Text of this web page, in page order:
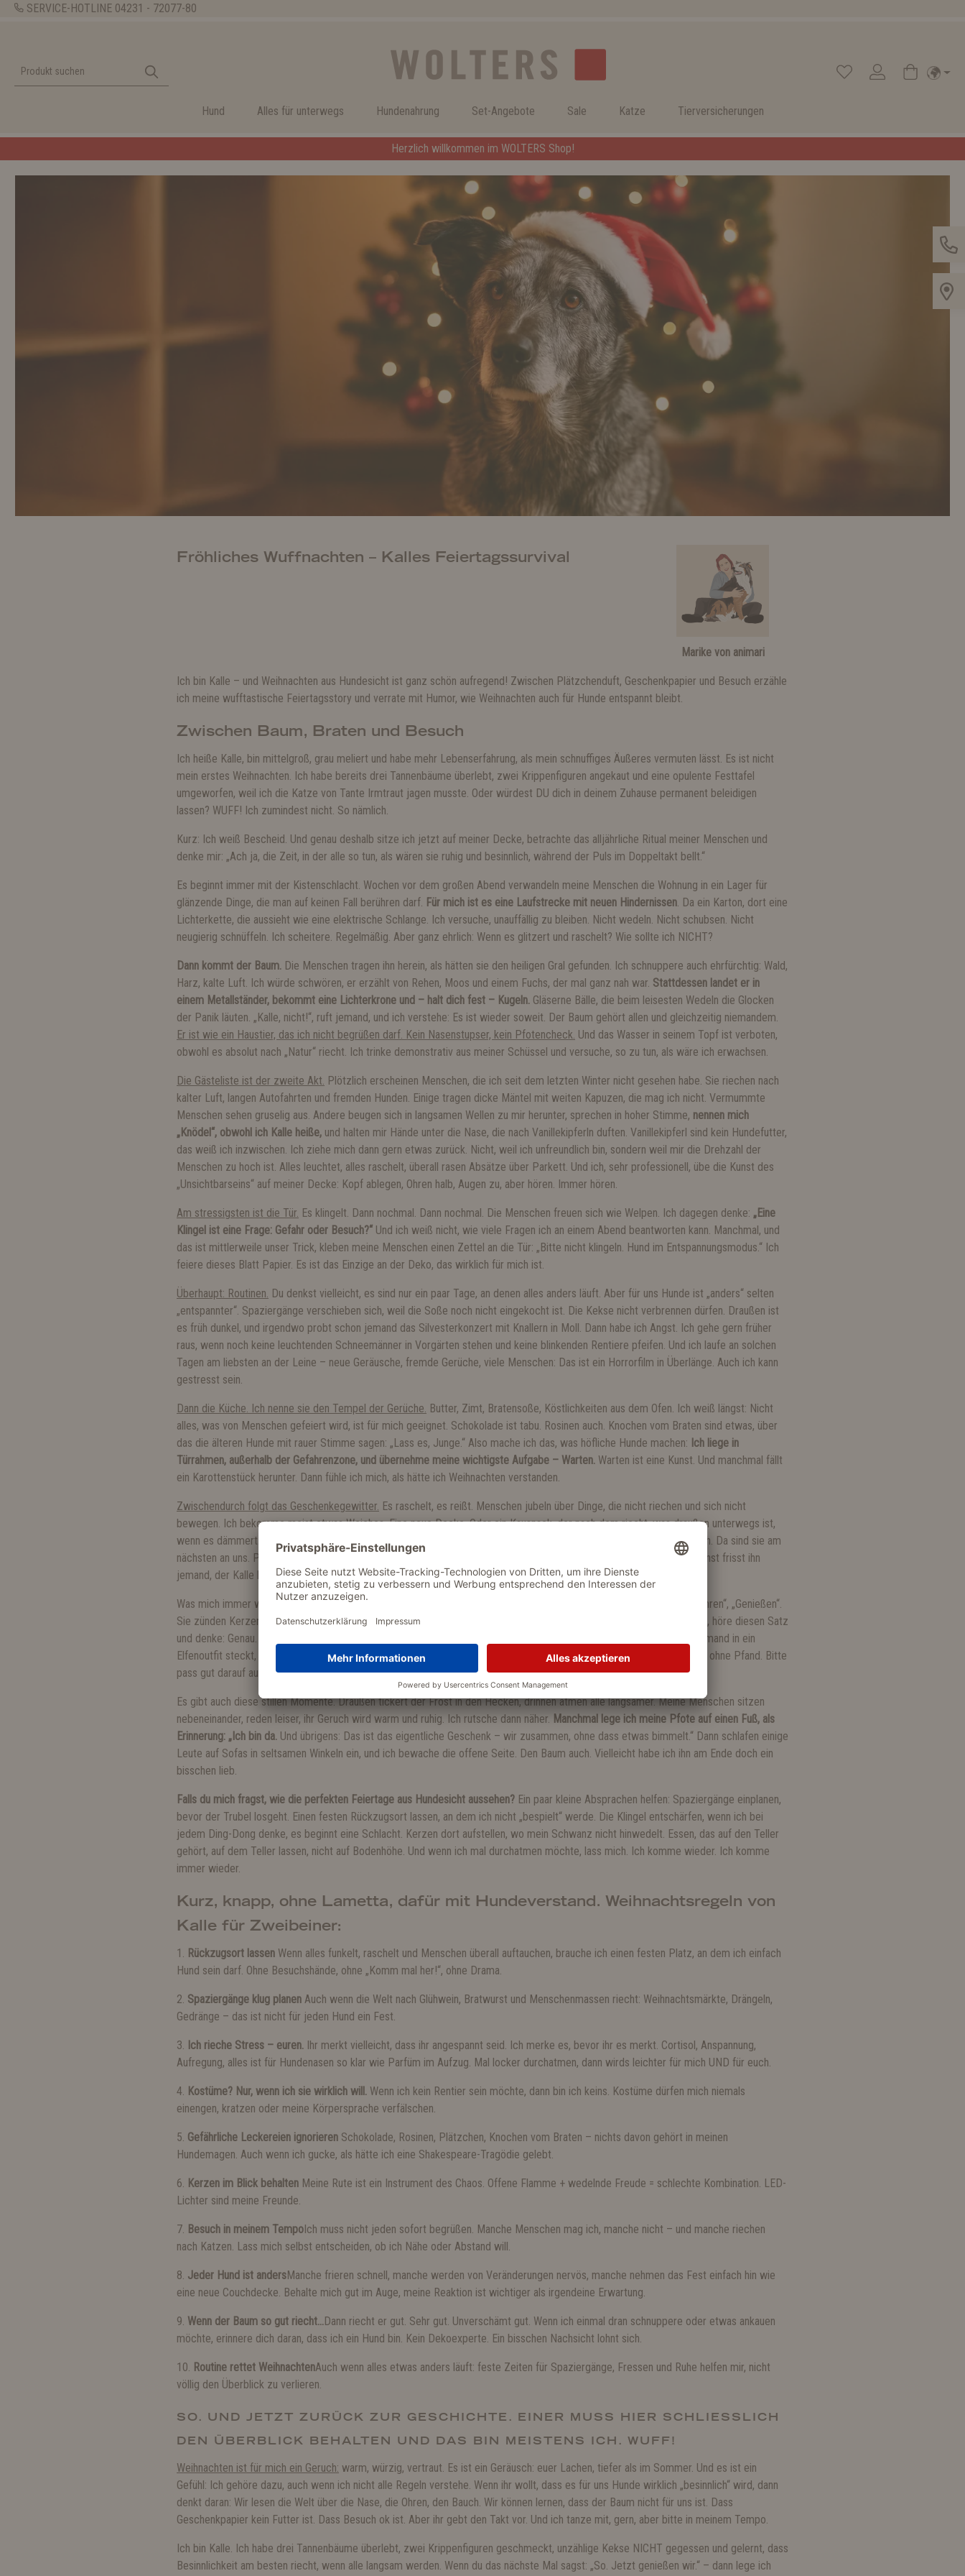
SERVICE-HOTLINE 04231 - 72077-80
Hund Alles für unterwegs Hundenahrung Set-Angebote Sale Katze Tierversicherungen
Herzlich willkommen im WOLTERS Shop!
Fröhliches Wuffnachten – Kalles Feiertagssurvival
Marike von animari
Ich bin Kalle – und Weihnachten aus Hundesicht ist ganz schön aufregend! Zwischen Plätzchenduft, Geschenkpapier und Besuch erzähle
ich meine wufftastische Feiertagsstory und verrate mit Humor, wie Weihnachten auch für Hunde entspannt bleibt.
Zwischen Baum, Braten und Besuch
Ich heiße Kalle, bin mittelgroß, grau meliert und habe mehr Lebenserfahrung, als mein schnuffiges Äußeres vermuten lässt. Es ist nicht
mein erstes Weihnachten. Ich habe bereits drei Tannenbäume überlebt, zwei Krippenfiguren angekaut und eine opulente Festtafel
umgeworfen, weil ich die Katze von Tante Irmtraut jagen musste. Oder würdest DU dich in deinem Zuhause permanent beleidigen
lassen? WUFF! Ich zumindest nicht. So nämlich.
Kurz: Ich weiß Bescheid. Und genau deshalb sitze ich jetzt auf meiner Decke, betrachte das alljährliche Ritual meiner Menschen und
denke mir: „Ach ja, die Zeit, in der alle so tun, als wären sie ruhig und besinnlich, während der Puls im Doppeltakt bellt.“
Es beginnt immer mit der Kistenschlacht. Wochen vor dem großen Abend verwandeln meine Menschen die Wohnung in ein Lager für
glänzende Dinge, die man auf keinen Fall berühren darf. Für mich ist es eine Laufstrecke mit neuen Hindernissen. Da ein Karton, dort eine
Lichterkette, die aussieht wie eine elektrische Schlange. Ich versuche, unauffällig zu bleiben. Nicht wedeln. Nicht schubsen. Nicht
neugierig schnüffeln. Ich scheitere. Regelmäßig. Aber ganz ehrlich: Wenn es glitzert und raschelt? Wie sollte ich NICHT?
Dann kommt der Baum. Die Menschen tragen ihn herein, als hätten sie den heiligen Gral gefunden. Ich schnuppere auch ehrfürchtig: Wald,
Harz, kalte Luft. Ich würde schwören, er erzählt von Rehen, Moos und einem Fuchs, der mal ganz nah war. Stattdessen landet er in
einem Metallständer, bekommt eine Lichterkrone und – halt dich fest – Kugeln. Gläserne Bälle, die beim leisesten Wedeln die Glocken
der Panik läuten. „Kalle, nicht!“, ruft jemand, und ich verstehe: Es ist wieder soweit. Der Baum gehört allen und gleichzeitig niemandem.
Er ist wie ein Haustier, das ich nicht begrüßen darf. Kein Nasenstupser, kein Pfotencheck. Und das Wasser in seinem Topf ist verboten,
obwohl es absolut nach „Natur“ riecht. Ich trinke demonstrativ aus meiner Schüssel und versuche, so zu tun, als wäre ich erwachsen.
Die Gästeliste ist der zweite Akt. Plötzlich erscheinen Menschen, die ich seit dem letzten Winter nicht gesehen habe. Sie riechen nach
kalter Luft, langen Autofahrten und fremden Hunden. Einige tragen dicke Mäntel mit weiten Kapuzen, die mag ich nicht. Vermummte
Menschen sehen gruselig aus. Andere beugen sich in langsamen Wellen zu mir herunter, sprechen in hoher Stimme, nennen mich
„Knödel“, obwohl ich Kalle heiße, und halten mir Hände unter die Nase, die nach Vanillekipferln duften. Vanillekipferl sind kein Hundefutter,
das weiß ich inzwischen. Ich ziehe mich dann gern etwas zurück. Nicht, weil ich unfreundlich bin, sondern weil mir die Drehzahl der
Menschen zu hoch ist. Alles leuchtet, alles raschelt, überall rasen Absätze über Parkett. Und ich, sehr professionell, übe die Kunst des
„Unsichtbarseins“ auf meiner Decke: Kopf ablegen, Ohren halb, Augen zu, aber hören. Immer hören.
Am stressigsten ist die Tür. Es klingelt. Dann nochmal. Dann nochmal. Die Menschen freuen sich wie Welpen. Ich dagegen denke: „Eine
Klingel ist eine Frage: Gefahr oder Besuch?“ Und ich weiß nicht, wie viele Fragen ich an einem Abend beantworten kann. Manchmal, und
das ist mittlerweile unser Trick, kleben meine Menschen einen Zettel an die Tür: „Bitte nicht klingeln. Hund im Entspannungsmodus.“ Ich
feiere dieses Blatt Papier. Es ist das Einzige an der Deko, das wirklich für mich ist.
Überhaupt: Routinen. Du denkst vielleicht, es sind nur ein paar Tage, an denen alles anders läuft. Aber für uns Hunde ist „anders“ selten
„entspannter“. Spaziergänge verschieben sich, weil die Soße noch nicht eingekocht ist. Die Kekse nicht verbrennen dürfen. Draußen ist
es früh dunkel, und irgendwo probt schon jemand das Silvesterkonzert mit Knallern in Moll. Dann habe ich Angst. Ich gehe gern früher
raus, wenn noch keine leuchtenden Schneemänner in Vorgärten stehen und keine blinkenden Rentiere pfeifen. Und ich laufe an solchen
Tagen am liebsten an der Leine – neue Geräusche, fremde Gerüche, viele Menschen: Das ist ein Horrorfilm in Überlänge. Auch ich kann
gestresst sein.
Dann die Küche. Ich nenne sie den Tempel der Gerüche. Butter, Zimt, Bratensoße, Köstlichkeiten aus dem Ofen. Ich weiß längst: Nicht
alles, was von Menschen gefeiert wird, ist für mich geeignet. Schokolade ist tabu. Rosinen auch. Knochen vom Braten sind etwas, über
das die älteren Hunde mit rauer Stimme sagen: „Lass es, Junge.“ Also mache ich das, was höfliche Hunde machen: Ich liege in
Türrahmen, außerhalb der Gefahrenzone, und übernehme meine wichtigste Aufgabe – Warten. Warten ist eine Kunst. Und manchmal fällt
ein Karottenstück herunter. Dann fühle ich mich, als hätte ich Weihnachten verstanden.
Zwischendurch folgt das Geschenkegewitter. Es raschelt, es reißt. Menschen jubeln über Dinge, die nicht riechen und sich nicht
bewegen. Ich bekomme meist etwas Weiches. Eine neue Decke. Oder ein Kausnack, der nach dem riecht, was draußen unterwegs ist,
wenn es dämmert. Ich nehme das Geschenk und trage es in Sicherheit. Es ist, als würden alle kurz kindlich. Das mag ich. Da sind sie am
nächsten an uns. Pure Freude, ohne Kalender. Nur… macht bitte den Knoten an der Geschenkbandrolle doppelt fest. Sonst frisst ihn
jemand, der Kalle heißt. Und der bekommt dann Bauchweh. Hypothetisch.
Was mich immer wieder fasziniert:Besinnlichkeit.
Die Menschen reden viel darüber. „Besinn dich“, sagen sie. „Runterfahren“, „Genießen“.
Sie zünden Kerzen an, singen Lieder, machen Fotos, löschen Kerzen (zum Glück) und sagen: „So schön.“ Ich schaue zu, höre diesen Satz
und denke: Genau. So schön. Wenn ich meine Decke habe.
Wenn mich niemand in ein
Elfenoutfit steckt, das meine Beine zu Witzfiguren macht. Vertrauen ist kein Spielzeug. Ich verleihe es euch jeden Tag, ohne Pfand. Bitte
pass gut darauf auf.
Es gibt auch diese stillen Momente. Draußen tickert der Frost in den Hecken, drinnen atmen alle langsamer. Meine Menschen sitzen
nebeneinander, reden leiser, ihr Geruch wird warm und ruhig. Ich rutsche dann näher. Manchmal lege ich meine Pfote auf einen Fuß, als
Erinnerung: „Ich bin da. Und übrigens: Das ist das eigentliche Geschenk – wir zusammen, ohne dass etwas bimmelt.“ Dann schlafen einige
Leute auf Sofas in seltsamen Winkeln ein, und ich bewache die offene Seite. Den Baum auch. Vielleicht habe ich ihn am Ende doch ein
bisschen lieb.
Falls du mich fragst, wie die perfekten Feiertage aus Hundesicht aussehen? Ein paar kleine Absprachen helfen: Spaziergänge einplanen,
bevor der Trubel losgeht. Einen festen Rückzugsort lassen, an dem ich nicht „bespielt“ werde. Die Klingel entschärfen, wenn ich bei
jedem Ding-Dong denke, es beginnt eine Schlacht. Kerzen dort aufstellen, wo mein Schwanz nicht hinwedelt. Essen, das auf den Teller
gehört, auf dem Teller lassen, nicht auf Bodenhöhe. Und wenn ich mal durchatmen möchte, lass mich. Ich komme wieder. Ich komme
immer wieder.
Kurz, knapp, ohne Lametta, dafür mit Hundeverstand. Weihnachtsregeln von
Kalle für Zweibeiner:
1. Rückzugsort lassen Wenn alles funkelt, raschelt und Menschen überall auftauchen, brauche ich einen festen Platz, an dem ich einfach
Hund sein darf. Ohne Besuchshände, ohne „Komm mal her!“, ohne Drama.
2. Spaziergänge klug planen Auch wenn die Welt nach Glühwein, Bratwurst und Menschenmassen riecht: Weihnachtsmärkte, Drängeln,
Gedränge – das ist nicht für jeden Hund ein Fest.
3. Ich rieche Stress – euren. Ihr merkt vielleicht, dass ihr angespannt seid. Ich merke es, bevor ihr es merkt. Cortisol, Anspannung,
Aufregung, alles ist für Hundenasen so klar wie Parfüm im Aufzug. Mal locker durchatmen, dann wirds leichter für mich UND für euch.
4. Kostüme? Nur, wenn ich sie wirklich will. Wenn ich kein Rentier sein möchte, dann bin ich keins. Kostüme dürfen mich niemals
einengen, kratzen oder meine Körpersprache verfälschen.
5. Gefährliche Leckereien ignorieren Schokolade, Rosinen, Plätzchen, Knochen vom Braten – nichts davon gehört in meinen
Hundemagen. Auch wenn ich gucke, als hätte ich eine Shakespeare-Tragödie gelebt.
6. Kerzen im Blick behalten Meine Rute ist ein Instrument des Chaos. Offene Flamme + wedelnde Freude = schlechte Kombination. LED-
Lichter sind meine Freunde.
7. Besuch in meinem Tempo Ich muss nicht jeden sofort begrüßen. Manche Menschen mag ich, manche nicht – und manche riechen
nach Katzen. Lass mich selbst entscheiden, ob ich Nähe oder Abstand will.
8. Jeder Hund ist andersManche frieren schnell, manche werden von Veränderungen nervös, manche nehmen das Fest einfach hin wie
eine neue Couchdecke. Behalte mich gut im Auge, meine Reaktion ist wichtiger als irgendeine Erwartung.
9. Wenn der Baum so gut riecht…Dann riecht er gut. Sehr gut. Unverschämt gut. Wenn ich einmal dran schnuppere oder etwas ankauen
möchte, erinnere dich daran, dass ich ein Hund bin. Kein Dekoexperte. Ein bisschen Nachsicht lohnt sich.
10. Routine rettet WeihnachtenAuch wenn alles etwas anders läuft: feste Zeiten für Spaziergänge, Fressen und Ruhe helfen mir, nicht
völlig den Überblick zu verlieren.
SO. UND JETZT ZURÜCK ZUR GESCHICHTE. EINER MUSS HIER SCHLIESSLICH D
EN ÜBERBLICK BEHALTEN UND DAS BIN MEISTENS ICH. WUFF!
Weihnachten ist für mich ein Geruch: warm, würzig, vertraut. Es ist ein Geräusch: euer Lachen, tiefer als im Sommer. Und es ist ein
Gefühl: Ich gehöre dazu, auch wenn ich nicht alle Regeln verstehe. Wenn ihr wollt, dass es für uns Hunde wirklich „besinnlich“ wird, dann
denkt daran: Wir lesen die Welt über die Nase, die Ohren, den Bauch. Wir können lernen, dass der Baum nicht für uns ist. Dass
Geschenkpapier kein Futter ist. Dass Besuch ok ist. Aber ihr gebt den Takt vor. Und ich tanze mit, gern, aber bitte in meinem Tempo.
Ich bin Kalle. Ich habe drei Tannenbäume überlebt, zwei Krippenfiguren geschmeckt, unzählige Kekse NICHT gegessen und gelernt, dass
Besinnlichkeit am besten riecht, wenn alle langsam werden. Wenn du das nächste Mal sagst: „So. Jetzt genießen wir.“ – dann lege ich